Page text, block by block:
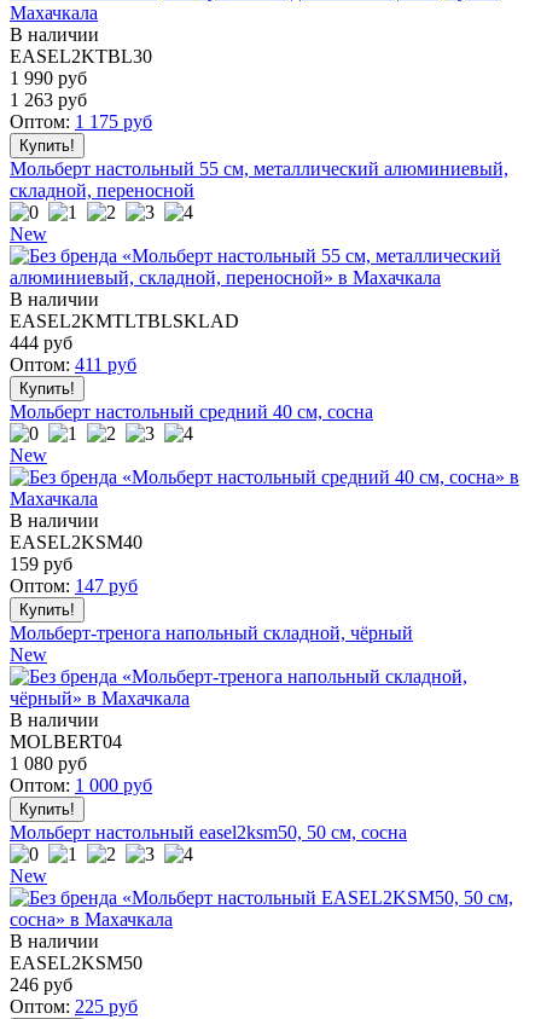
В наличии
EASEL2KTBL30
1 990 руб
1 263 руб
Оптом: 1 175 руб
Мольберт настольный 55 см, металлический алюминиевый,
складной, переносной
New
В наличии
EASEL2KMTLTBLSKLAD
444 руб
Оптом: 411 руб
Мольберт настольный средний 40 см, сосна
New
В наличии
EASEL2KSM40
159 руб
Оптом: 147 руб
Мольберт-тренога напольный складной, чёрный
New
В наличии
MOLBERT04
1 080 руб
Оптом: 1 000 руб
Мольберт настольный easel2ksm50, 50 см, сосна
New
В наличии
EASEL2KSM50
246 руб
Оптом: 225 руб